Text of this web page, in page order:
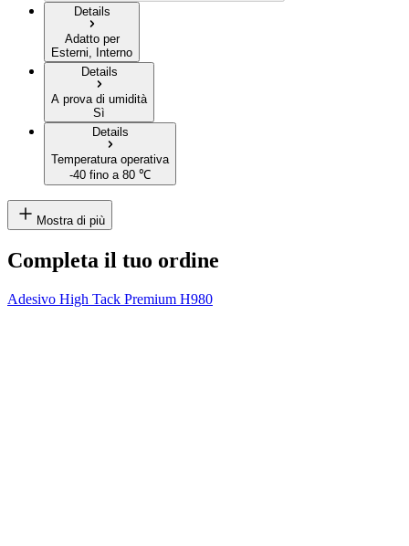
Details
Adatto per
Esterni, Interno
Details
A prova di umidità
Sì
Details
Temperatura operativa
-40 fino a 80 ℃
Mostra di più
Completa il tuo ordine
Adesivo High Tack Premium H980